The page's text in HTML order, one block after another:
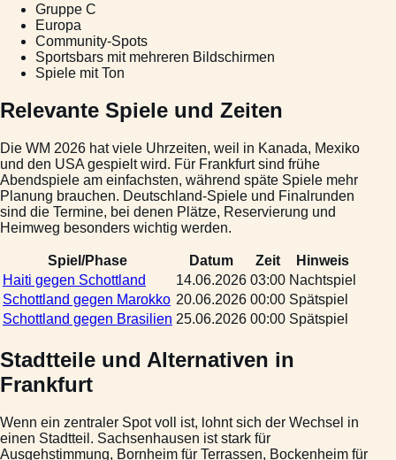
Gruppe C
Europa
Community-Spots
Sportsbars mit mehreren Bildschirmen
Spiele mit Ton
Relevante Spiele und Zeiten
Die WM 2026 hat viele Uhrzeiten, weil in Kanada, Mexiko
und den USA gespielt wird. Für Frankfurt sind frühe
Abendspiele am einfachsten, während späte Spiele mehr
Planung brauchen. Deutschland-Spiele und Finalrunden
sind die Termine, bei denen Plätze, Reservierung und
Heimweg besonders wichtig werden.
Spiel/Phase Datum Zeit
Hinweis
Haiti gegen Schottland
14.06.2026 03:00 Nachtspiel
Schottland gegen Marokko 20.06.2026 00:00 Spätspiel
Schottland gegen Brasilien 25.06.2026 00:00 Spätspiel
Stadtteile und Alternativen in
Frankfurt
Wenn ein zentraler Spot voll ist, lohnt sich der Wechsel in
einen Stadtteil. Sachsenhausen ist stark für
Ausgehstimmung, Bornheim für Terrassen, Bockenheim für